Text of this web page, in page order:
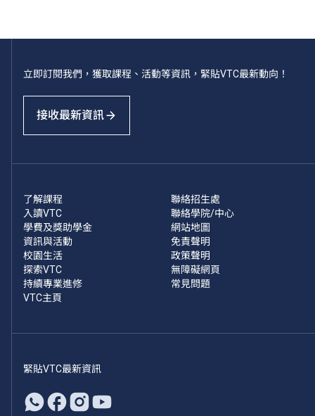
立即訂閱我們，獲取課程、活動等資訊，緊貼VTC最新動向！
接收最新資訊
了解課程
入讀VTC
學費及獎助學金
資訊與活動
校園生活
探索VTC
持續專業進修
VTC主頁
聯絡招生處
聯絡學院/中心
網站地圖
免責聲明
政策聲明
無障礙網頁
常見問題
緊貼VTC最新資訊